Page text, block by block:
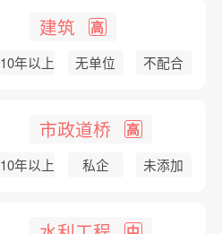
建筑 高
10年以上 无单位 不配合
市政道桥 高
10年以上 私企 未添加